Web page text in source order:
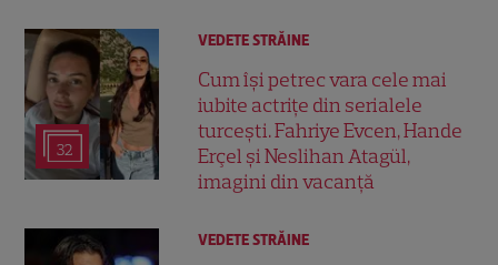
32
VEDETE STRĂINE
Cum își petrec vara cele mai
iubite actrițe din serialele
turcești. Fahriye Evcen, Hande
Erçel și Neslihan Atagül,
imagini din vacanță
VEDETE STRĂINE